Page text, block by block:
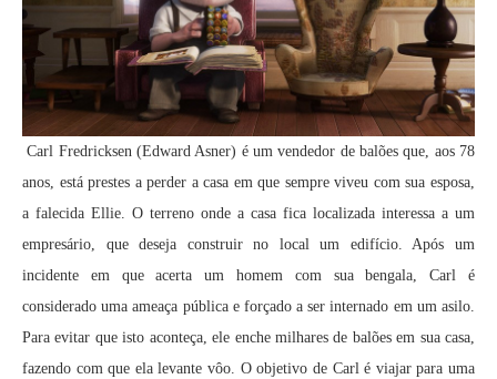
Carl Fredricksen (Edward Asner) é um vendedor de balões que, aos 78
anos, está prestes a perder a casa em que sempre viveu com sua esposa,
a falecida Ellie. O terreno onde a casa fica localizada interessa a um
empresário, que deseja construir no local um edifício. Após um
incidente em que acerta um homem com sua bengala, Carl é
considerado uma ameaça pública e forçado a ser internado em um asilo.
Para evitar que isto aconteça, ele enche milhares de balões em sua casa,
fazendo com que ela levante vôo. O objetivo de Carl é viajar para uma